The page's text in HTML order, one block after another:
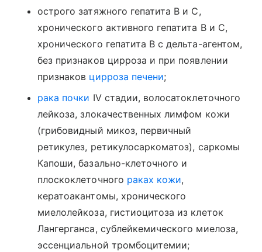
острого затяжного гепатита В и С,
хронического активного гепатита В и С,
хронического гепатита В с дельта-агентом,
без признаков цирроза и при появлении
признаков цирроза печени;
рака почки IV стадии, волосатоклеточного
лейкоза, злокачественных лимфом кожи
(грибовидный микоз, первичный
ретикулез, ретикулосаркоматоз), саркомы
Капоши, базально-клеточного и
плоскоклеточного раках кожи,
кератоакантомы, хронического
миелолейкоза, гистиоцитоза из клеток
Лангерганса, сублейкемического миелоза,
эссенциальной тромбоцитемии;